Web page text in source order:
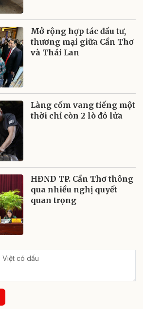
Mở rộng hợp tác đầu tư,
thương mại giữa Cần Thơ
và Thái Lan
Làng cốm vang tiếng một
thời chỉ còn 2 lò đỏ lửa
HĐND TP. Cần Thơ thông
qua nhiều nghị quyết
quan trọng